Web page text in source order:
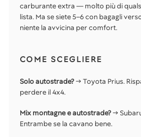
carburante extra — molto più di
lista. Ma se siete 5–6 con bagagli
niente la avvicina per comfort.
COME SCEGLIERE
Solo autostrade?→ Toyota Prius.
perdere il 4x4.
Mix montagne e autostrade?→
Entrambe se la cavano bene.